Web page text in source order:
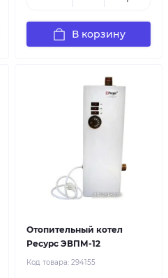
В корзину
Отопительный котел
Ресурс ЭВПМ-12
Код товара: 294155